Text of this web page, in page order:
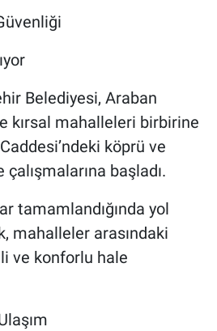
Belediyesi, Araban
kırsal mahalleleri birbirine
köprü ve
başladı.
tamamlandığında yol
mahalleler arasındaki
ve konforlu hale